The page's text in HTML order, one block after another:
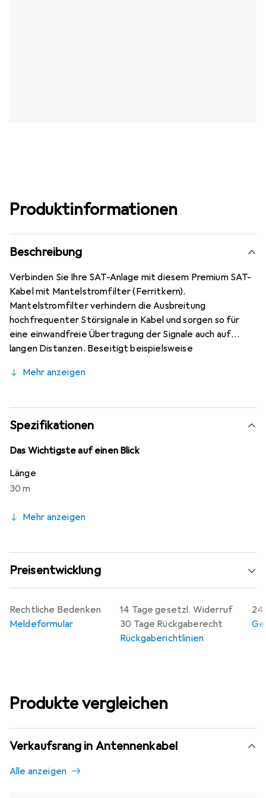
Produktinformationen
Beschreibung
Verbinden Sie Ihre SAT-Anlage mit diesem Premium SAT-
Kabel mit Mantelstromfilter (Ferritkern).
Mantelstromfilter verhindern die Ausbreitung
hochfrequenter Störsignale in Kabel und sorgen so für
eine einwandfreie Übertragung der Signale auch auf
langen Distanzen. Beseitigt beispielsweise
Verbindung mit einer HiFi-Anlage. Beim Anschluss des
unter Umständen ein anderes Massepotential als die
vorhandenen Geräte im Haus. In solchen Fällen hört man
beim Einstecken des Steckers ein lautes 50 Hertz-
Brummen aus der HiFi-Anlage. Um dies zu verhindern,
mit einem eingebauten Mantelstromfilter.
Mehr anzeigen
Spezifikationen
Das Wichtigste auf einen Blick
Länge
30 m
Mehr anzeigen
Preisentwicklung
14 Tage gesetzl. Widerruf
30 Tage Rückgaberecht
Rückgaberichtlinien
24
Rechtliche Bedenken
Meldeformular
Produkte vergleichen
Verkaufsrang in Antennenkabel
Alle anzeigen